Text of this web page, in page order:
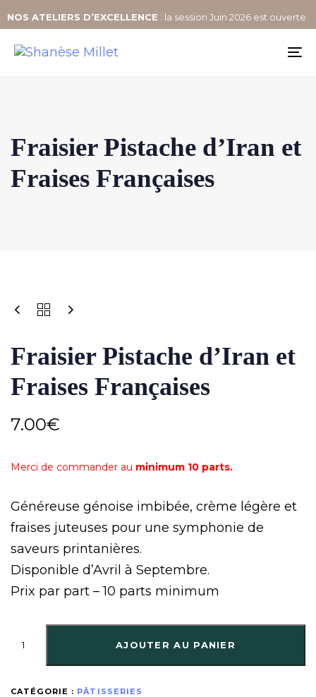
NOS ATELIERS D’EXCELLENCE : la session Juin 2026 est ouverte
Fraisier Pistache d’Iran et
Fraises Françaises
Fraisier Pistache d’Iran et
Fraises Françaises
7.00€
Merci de commander au minimum 10 parts.
Généreuse génoise imbibée, crème légère et
fraises juteuses pour une symphonie de
saveurs printanières.
Disponible d’Avril à Septembre.
Prix par part – 10 parts minimum
AJOUTER AU PANIER
CATÉGORIE : PÂTISSERIES